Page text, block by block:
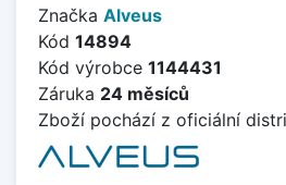
Značka Alveus
Kód 14894
Kód výrobce 1144431
Záruka 24 měsíců
Zboží pochází z oficiální